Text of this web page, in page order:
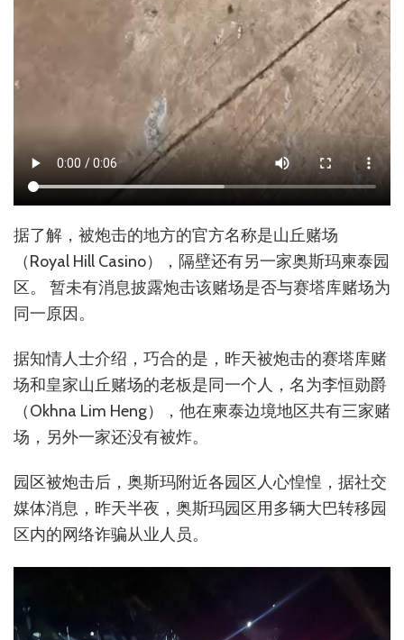
据了解，被炮击的地方的官方名称是山丘赌场
（Royal Hill Casino），隔壁还有另一家奥斯玛柬泰园
区。 暂未有消息披露炮击该赌场是否与赛塔库赌场为
同一原因。
据知情人士介绍，巧合的是，昨天被炮击的赛塔库赌
场和皇家山丘赌场的老板是同一个人，名为李恒勋爵
（Okhna Lim Heng），他在柬泰边境地区共有三家赌
场，另外一家还没有被炸。
园区被炮击后，奥斯玛附近各园区人心惶惶，据社交
媒体消息，昨天半夜，奥斯玛园区用多辆大巴转移园
区内的网络诈骗从业人员。